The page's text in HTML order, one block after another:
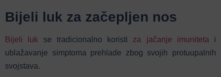
Bijeli luk za začepljen nos
Bijeli luk se tradicionalno koristi za jačanje imuniteta i
ublažavanje simptoma prehlade zbog svojih protuupalnih
svojstava.